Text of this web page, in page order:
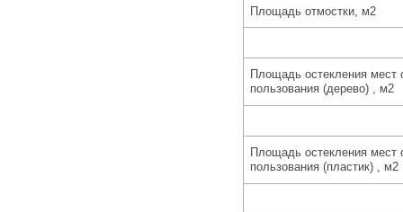
Площадь отмостки, м2
Площадь остекления мест
пользования (дерево) , м2
Площадь остекления мест
пользования (пластик) , м2